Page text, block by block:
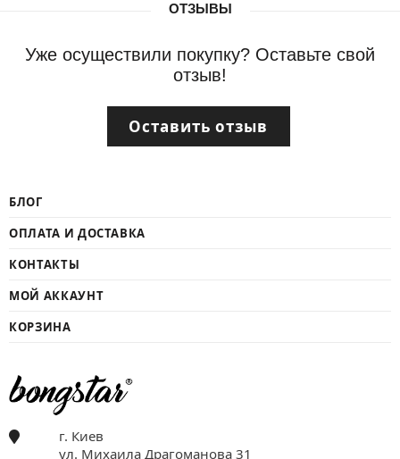
ОТЗЫВЫ
Уже осуществили покупку? Оставьте свой
отзыв!
Оставить отзыв
БЛОГ
ОПЛАТА И ДОСТАВКА
КОНТАКТЫ
МОЙ АККАУНТ
КОРЗИНА
г. Киев
ул. Михаила Драгоманова 31